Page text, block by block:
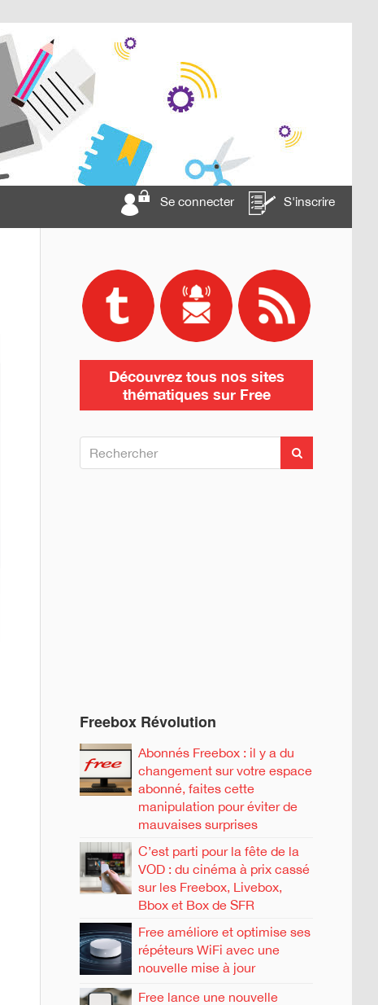
Se connecter S'inscrire
Découvrez tous nos sites
thématiques sur Free
Freebox Révolution
Abonnés Freebox : il y a du
changement sur votre espace
abonné, faites cette
manipulation pour éviter de
mauvaises surprises
C’est parti pour la fête de la
VOD : du cinéma à prix cassé
sur les Freebox, Livebox,
Bbox et Box de SFR
Free améliore et optimise ses
répéteurs WiFi avec une
nouvelle mise à jour
Free lance une nouvelle